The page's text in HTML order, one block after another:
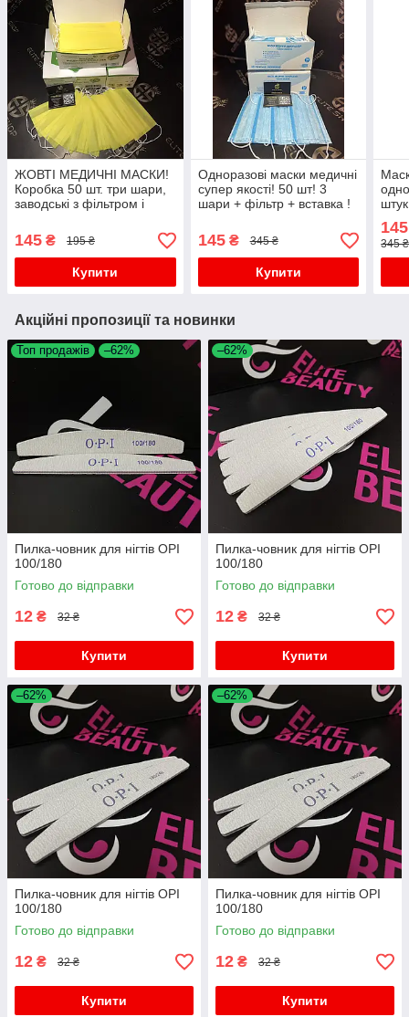
ЖОВТІ МЕДИЧНІ МАСКИ!
Коробка 50 шт. три шари,
заводські з фільтром і
Обмежена!
145 ₴ 195 ₴
Купити
Одноразові маски медичні
супер якості! 50 шт! 3
шари + фільтр + вставка !
школи!
145₴ 345 ₴
Купити
для
145
345
Акційні пропозиції та новинки
Топ продажів –62%
Пилка-човник для нігтів OPI
100/180
Готово до відправки
12 ₴ 32 ₴
Купити
–62%
Пилка-човник для нігтів OPI
100/180
Готово до відправки
12 ₴ 32 ₴
Купити
–62%
Пилка-човник для нігтів OPI
100/180
Готово до відправки
12 ₴ 32 ₴
Купити
–62%
Пилка-човник для нігтів OPI
100/180
Готово до відправки
12 ₴ 32 ₴
Купити